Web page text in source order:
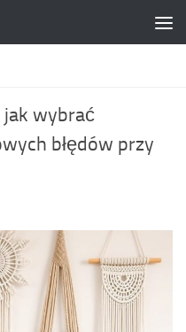
jak wybrać
błędów przy